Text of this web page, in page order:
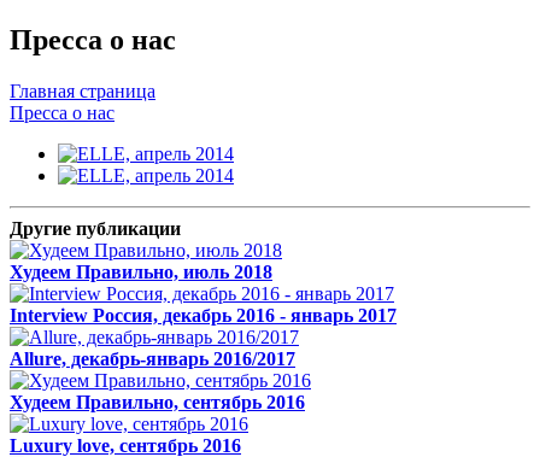
Пресса о нас
Главная страница
Пресса о нас
Другие публикации
Худеем Правильно, июль 2018
Interview Россия, декабрь 2016 - январь 2017
Allure, декабрь-январь 2016/2017
Худеем Правильно, сентябрь 2016
Luxury love, сентябрь 2016